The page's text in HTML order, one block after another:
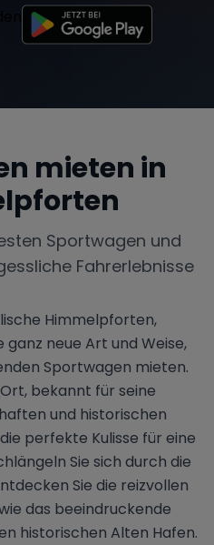
mieten in
Sportwagen und
Fahrerlebnisse
Himmelpforten,
ganz neue Art und Weise,
Sportwagen mieten.
bekannt für seine
und historischen
perfekte Kulisse für eine
Sie sich durch die
Sie die reizvollen
das beeindruckende
historischen Alten Hafen.